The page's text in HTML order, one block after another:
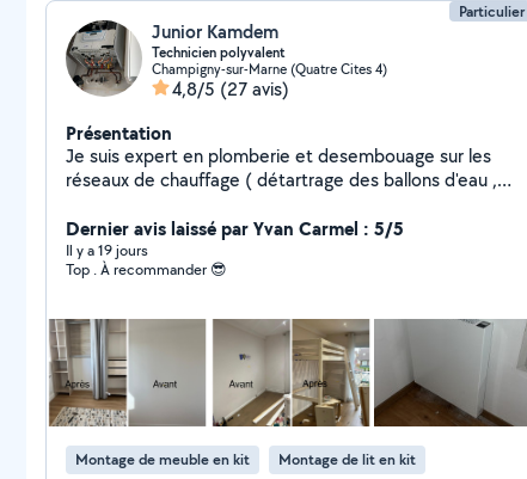
Particulier
Junior Kamdem
Technicien polyvalent
Champigny-sur-Marne (Quatre Cites 4)
4,8/5 (27 avis)
Présentation
Je suis expert en plomberie et desembouage sur les
réseaux de chauffage ( détartrage des ballons d'eau ,
entretien des adoucisseurs. ) rinçage des circuits de
chauffage et radiateur. Plombier installation et
dépannage des équipements sanitaires (wc ,levier,
douche , carrelage ) débouchage des tuyaux , petit
bricolage ( Meubles cuisine, Tv, miroir, cadres, tringles à
rideaux, étagères) Rénovation complète des salles de
bain Je suis disponible pour tout vos problèmes. Votre
satisfaction est ma priorité
Dernier avis laissé par Yvan Carmel : 5/5
Il y a 19 jours
Top . À recommander 😎
Montage de meuble en kit Montage de lit en kit